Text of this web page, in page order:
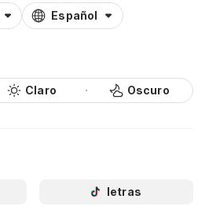
Español
Claro Oscuro
letras